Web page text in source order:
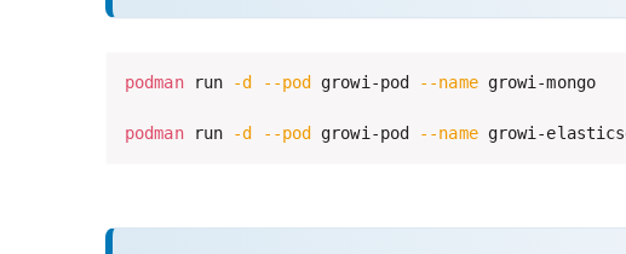
podman run -d --pod growi-pod --name growi-mongo
podman run -d --pod growi-pod --name growi-